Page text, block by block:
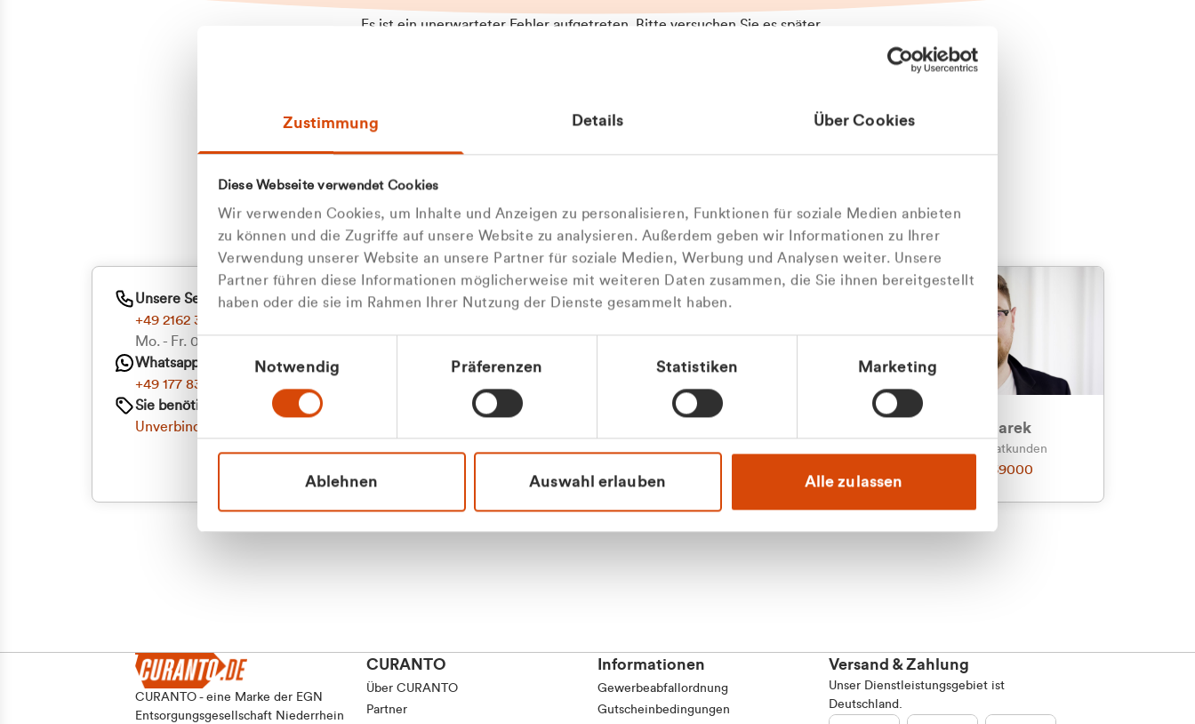
Zustimmung Details Über Cookies
Diese Webseite verwendet Cookies
Wir verwenden Cookies, um Inhalte und Anzeigen zu personalisieren, Funktionen für soziale Medien anbieten
zu können und die Zugriffe auf unsere Website zu analysieren. Außerdem geben wir Informationen zu Ihrer
Verwendung unserer Website an unsere Partner für soziale Medien, Werbung und Analysen weiter. Unsere
Partner führen diese Informationen möglicherweise mit weiteren Daten zusammen, die Sie ihnen bereitgestellt
haben oder die sie im Rahmen Ihrer Nutzung der Dienste gesammelt haben.
Einwilligungsauswahl
Notwendig Präferenzen Statistiken Marketing
Ablehnen Auswahl erlauben Alle zulassen
Zu welcher
Kundengruppe
gehören Sie?
Privatkunde (inkl. MwSt.)
Geschäftskunde (exkl. MwSt.)
Es ist ein unerwarteter Fehler aufgetreten. Bitte versuchen Sie es später
aufgetretenen Fehler an. Wir entschuldigen uns für eventuelle
Unannehmlichkeiten.
Zum Abfallberater
Oder kontaktieren Sie uns persönlich
Wir sind gerne für Sie da
Unsere Service-Hotline
+49 2162 3769000
Mo. - Fr. 08.00 - 16:30 Uhr
Whatsapp
+49 177 8376058
Sie benötigen ein individuelles Angebot?
Unverbindliche Anfrage stellen
Julian Marek
Vertrieb - Privatkunden
0216 237 69000
CURANTO - eine Marke der EGN
Entsorgungsgesellschaft Niederrhein
CURANTO
Über CURANTO
Partner
Informationen
Gewerbeabfallordnung
Gutscheinbedingungen
Versand & Zahlung
Unser Dienstleistungsgebiet ist
Deutschland.